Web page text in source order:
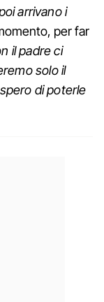
arrivano i
per far
il padre ci
solo il
di poterle